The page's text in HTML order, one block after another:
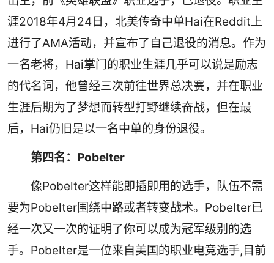
涯2018年4月24日，北美传奇中单Hai在Reddit上
进行了AMA活动，并宣布了自己退役的消息。作为
一名老将，Hai掌门的职业生涯几乎可以说是励志
的代名词，他曾经三次前往世界总决赛，并在职业
生涯后期为了梦想而转型打野继续奋战，但在最
后，Hai仍旧是以一名中单的身份退役。
第四名：Pobelter
像Pobelter这样能即插即用的选手，队伍不需
要为Pobelter围绕中路或者转变战术。Pobelter已
经一次又一次的证明了你可以成为冠军级别的选
手。Pobelter是一位来自美国的职业电竞选手,目前